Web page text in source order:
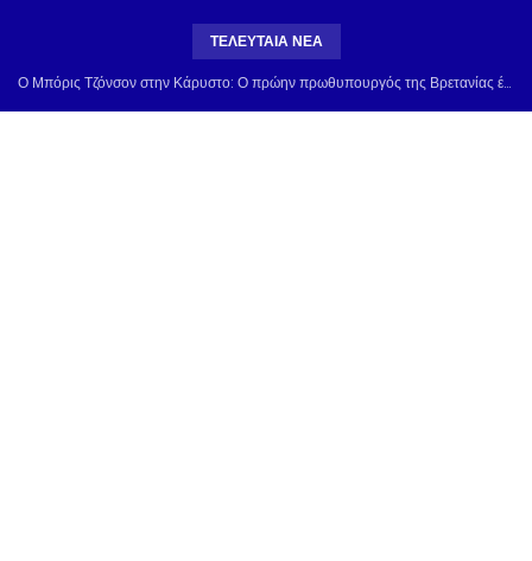
ΤΕΛΕΥΤΑΙΑ ΝΕΑ
Ο Μπόρις Τζόνσον στην Κάρυστο: Ο πρώην πρωθυπουργός της Βρετανίας έκανε τα ψώνια του σε σούπερ μάρκετ & χαιρετούσε τον κόσμο